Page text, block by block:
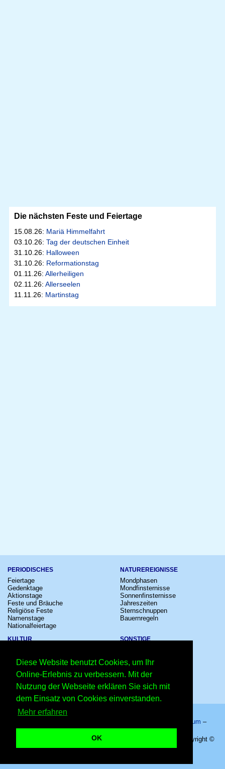
Diese Website benutzt Cookies, um Ihr
Online-Erlebnis zu verbessern. Mit der
Nutzung der Webseite erklären Sie sich mit
dem Einsatz von Cookies einverstanden.
Mehr erfahren
OK
Die nächsten Feste und Feiertage
15.08.26: Mariä Himmelfahrt
03.10.26: Tag der deutschen Einheit
31.10.26: Halloween
31.10.26: Reformationstag
01.11.26: Allerheiligen
02.11.26: Allerseelen
11.11.26: Martinstag
PERIODISCHES
Feiertage
Gedenktage
Aktionstage
Feste und Bräuche
Religiöse Feste
Namenstage
Nationalfeiertage
NATUREREIGNISSE
Mondphasen
Mondfinsternisse
Sonnenfinsternisse
Jahreszeiten
Sternschnuppen
Bauernregeln
KULTUR
Festivals
Großevents
Fußball
Comedy
Shows
SONSTIGE
Schalttage
Wahltage
Messen
Erinnerungen
Volksfeste
Impressum –
Datenschutzhinweis–Kontakt
Kinostart: Ferdinand - Geht STIERisch ab! - 14.12.2017 – Copyright ©
2026 Kleiner Kalender